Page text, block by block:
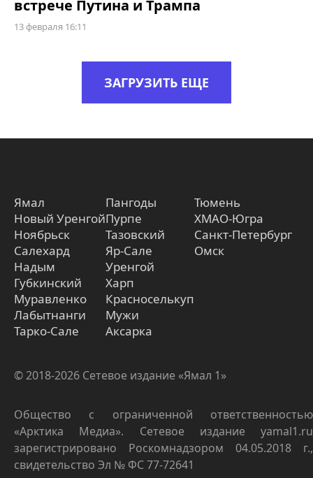
встрече Путина и Трампа
13 февраля 16:11
ЗАГРУЗИТЬ ЕЩЕ
Ямал
Новый Уренгой
Ноябрьск
Салехард
Надым
Губкинский
Муравленко
Лабытнанги
Тарко-Сале
Пангоды
Пурпе
Тазовский
Яр-Сале
Уренгой
Харп
Красноселькуп
Мужи
Аксарка
Тюмень
ХМАО-Югра
Санкт-Петербург
Омск
© 2018-2026 Сетевое издание «Ямал 1»
Общество с ограниченной ответственностью
«Арктика Медиа». Сетевое издание yamal1.ru
зарегистрировано Роскомнадзором 04.05.2018 г.,
свидетельство Эл № ФС 77-72641